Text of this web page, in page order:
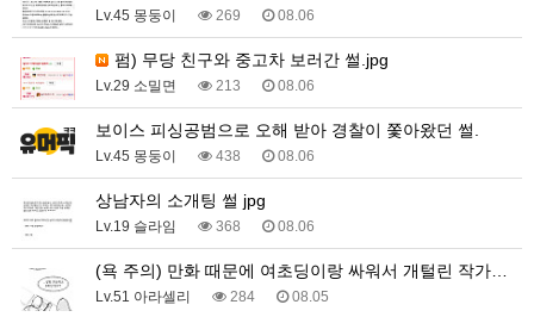
Lv.45 몽둥이 269 08.06
펌) 무당 친구와 중고차 보러간 썰.jpg
Lv.29 소밀면 213 08.06
보이스 피싱공범으로 오해 받아 경찰이 쫓아왔던 썰.
Lv.45 몽둥이 438 08.06
상남자의 소개팅 썰 jpg
Lv.19 슬라임 368 08.06
(욕 주의) 만화 때문에 여초딩이랑 싸워서 개털린 작가…
Lv.51 아라셀리 284 08.05